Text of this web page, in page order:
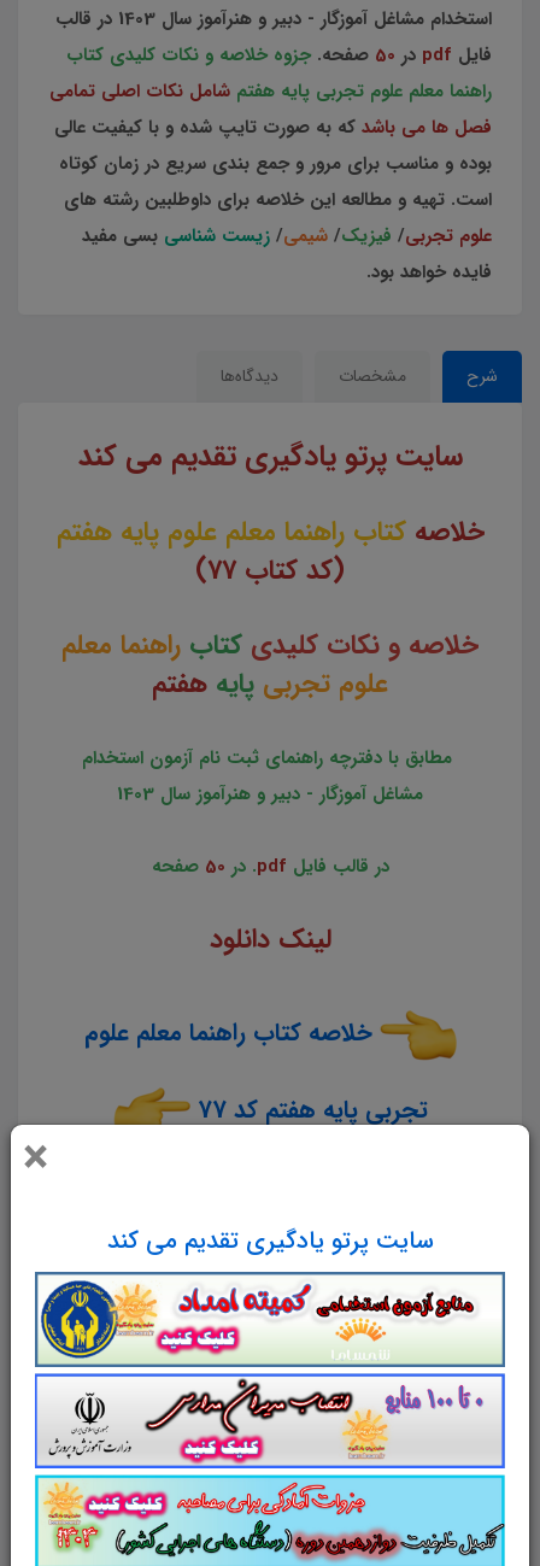
×
سایت پرتو یادگیری تقدیم می کند
استخدام مشاغل آموزگار - دبیر و هنرآموز سال 1403 در قالب
فایل pdf در 50 صفحه. جزوه خلاصه و نکات کلیدی کتاب
راهنما معلم علوم تجربی پایه هفتم شامل نکات اصلی تمامی
فصل ها می باشد که به صورت تایپ شده و با کیفیت عالی
بوده و مناسب برای مرور و جمع بندی سریع در زمان کوتاه
است. تهیه و مطالعه این خلاصه برای داوطلبین رشته های
علوم تجربی/ فیزیک/ شیمی/ زیست شناسی بسی مفید
فایده خواهد بود.
شرح مشخصات دیدگاه‌ها
سایت پرتو یادگیری تقدیم می کند
خلاصه کتاب راهنما معلم علوم پایه هفتم
(کد کتاب 77)
خلاصه و نکات کلیدی کتاب راهنما معلم
علوم تجربی پایه هفتم
مطابق با دفترچه راهنمای ثبت نام آزمون استخدام
مشاغل آموزگار - دبیر و هنرآموز سال 1403
در قالب فایل pdf. در 50 صفحه
لینک دانلود
خلاصه کتاب راهنما معلم علوم
تجربی پایه هفتم کد 77
خلاصه کتاب راهنما معلم علوم
تجربی پایه هشتم کد 84
خلاصه کتاب راهنما معلم علوم
تجربی پایه نهم کد 90